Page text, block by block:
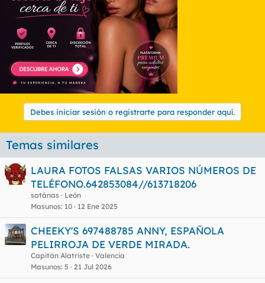
Debes iniciar sesión o registrarte para responder aquí.
Temas similares
LAURA FOTOS FALSAS VARIOS NÚMEROS DE
TELÉFONO.642853084//613718206
satánas
León
Masunos 10 12 Ene 2025
CHEEKY'S 697488785 ANNY, ESPAÑOLA
PELIRROJA DE VERDE MIRADA.
Capitán Alatriste Valencia
Masunos 5 21 Jul 2026